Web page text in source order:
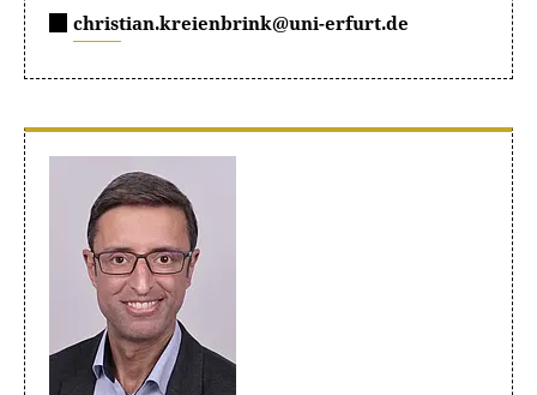
christian.kreienbrink@uni-erfurt.de